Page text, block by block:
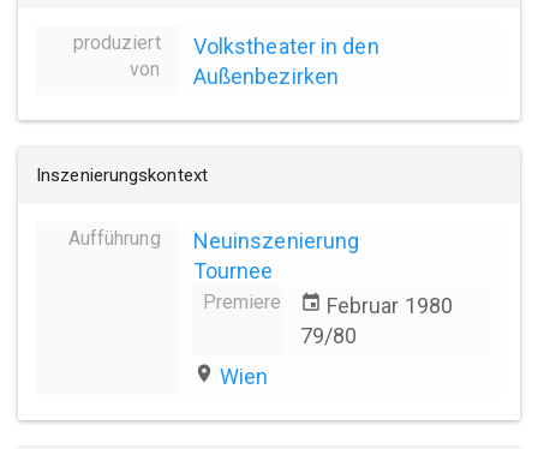
produziert
von
Volkstheater in den
Außenbezirken
Inszenierungskontext
Aufführung
Neuinszenierung
Tournee
Premiere event Februar 1980
79/80
place Wien